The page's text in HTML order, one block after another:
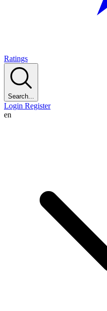
Ratings
Search...
Login Register
en